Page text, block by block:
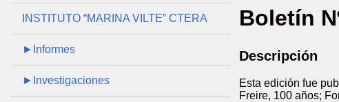
INSTITUTO “MARINA VILTE” CTERA
►Informes
►Investigaciones
Boletín
Descripción
Esta edición fue
Freire, 100 años;